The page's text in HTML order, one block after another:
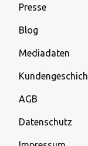
Presse
Blog
Mediadaten
AGB
Datenschutz